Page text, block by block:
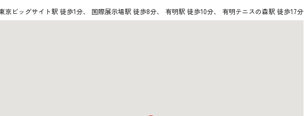
京ビッグサイト駅 徒歩1分、 国際展示場駅 徒歩8分、 有明駅 徒歩10分、 有明テニスの森駅 徒歩17分